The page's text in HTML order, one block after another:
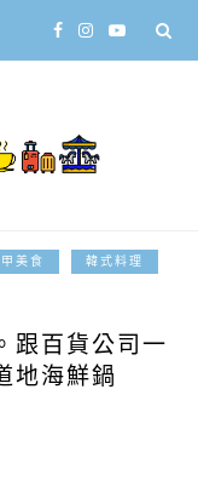
美食 韓式料理
跟百貨公司一
地海鮮鍋